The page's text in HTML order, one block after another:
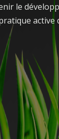
le
active